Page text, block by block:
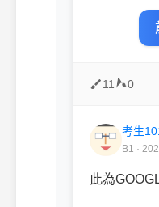
11 0
考生
B1 ·
此為